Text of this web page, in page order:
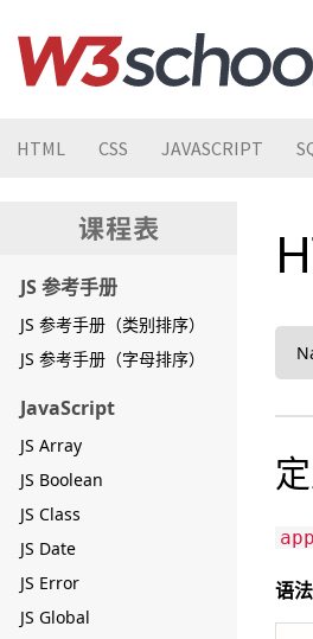
HTML CSS JAVASCRIPT
JS 参考手册
JS 参考手册（类别排序）
JS 参考手册（字母排序）
JavaScript
JS Array
JS Boolean
JS Class
JS Date
JS Error
JS Global
语法